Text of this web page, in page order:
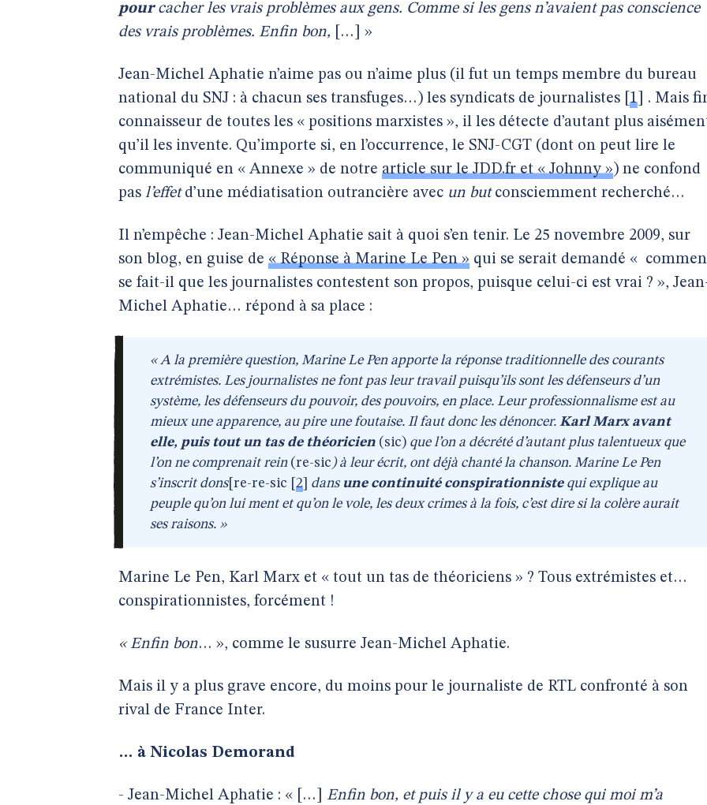
pour cacher les vrais problèmes aux gens. Comme si les gens n’avaient pas conscience
des vrais problèmes. Enfin bon,
[…] »
Jean-Michel Aphatie n’aime pas ou n’aime plus (il fut un temps membre du bureau
national du SNJ : à chacun ses transfuges…) les syndicats de journalistes 1
. Mais
connaisseur de toutes les « positions marxistes », il les détecte d’autant plus
qu’il les invente. Qu’importe si, en l’occurrence, le SNJ-CGT (dont on peut lire le
communiqué en « Annexe » de notre article sur le JDD.fr et « Johnny ») ne confond
pas l’effetd’une médiatisation outrancière avec un butconsciemment recherché…
Il n’empêche : Jean-Michel Aphatie sait à quoi s’en tenir. Le 25 novembre 2009, sur
son blog, en guise de « Réponse à Marine Le Pen » qui se serait demandé «
se fait-il que les journalistes contestent son propos, puisque celui-ci est vrai ? »,
Michel Aphatie… répond à sa place :
« A la première question, Marine Le Pen apporte la réponse traditionnelle des courants
extrémistes. Les journalistes ne font pas leur travail puisqu’ils sont les défenseurs d’un
système, les défenseurs du pouvoir, des pouvoirs, en place. Leur professionnalisme est au
mieux une apparence, au pire une foutaise. Il faut donc les dénoncer. Karl Marx avant
elle, puis tout un tas de théoricien (sic) que l’on a décrété d’autant plus talentueux que
l’on ne comprenait rein (re-sic ) à leur écrit, ont déjà chanté la chanson. Marine Le Pen
s’inscrit dons[re-re-sic 2 dans une continuité conspirationniste qui explique au
peuple qu’on lui ment et qu’on le vole, les deux crimes à la fois, c’est dire si la colère aurait
ses raisons. »
Marine Le Pen, Karl Marx et « tout un tas de théoriciens » ? Tous extrémistes et…
conspirationnistes, forcément !
« Enfin bon… », comme le susurre Jean-Michel Aphatie.
Mais il y a plus grave encore, du moins pour le journaliste de RTL confronté à son
rival de France Inter.
… à Nicolas Demorand
- Jean-Michel Aphatie : « […] Enfin bon, et puis il y a eu cette chose qui moi m’a